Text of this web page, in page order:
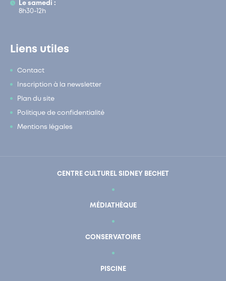
Le samedi :
8h30-12h
Liens utiles
Contact
Inscription à la newsletter
Plan du site
Politique de confidentialité
Mentions légales
CENTRE CULTUREL SIDNEY BECHET
MÉDIATHÈQUE
CONSERVATOIRE
PISCINE